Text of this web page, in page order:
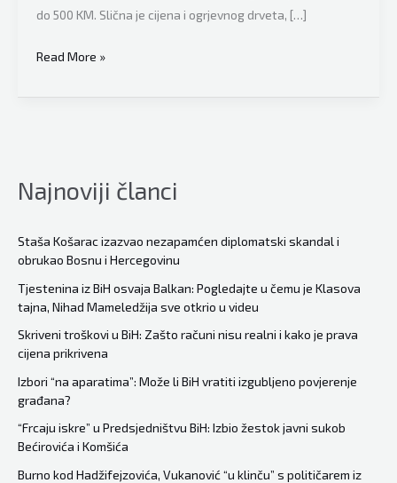
do 500 KM. Slična je cijena i ogrjevnog drveta, […]
Ovo
loše
ogorčeni:
peleta
drasično
skočila,
poskupjeli
i
drvo
i
briket,
evo
za
koliko…
Read More »
Najnoviji članci
Staša Košarac izazvao nezapamćen diplomatski skandal i
obrukao Bosnu i Hercegovinu
Tjestenina iz BiH osvaja Balkan: Pogledajte u čemu je Klasova
tajna, Nihad Mameledžija sve otkrio u videu
Skriveni troškovi u BiH: Zašto računi nisu realni i kako je prava
cijena prikrivena
Izbori “na aparatima”: Može li BiH vratiti izgubljeno povjerenje
građana?
“Frcaju iskre” u Predsjedništvu BiH: Izbio žestok javni sukob
Bećirovića i Komšića
Burno kod Hadžifejzovića, Vukanović “u klinču” s političarem iz